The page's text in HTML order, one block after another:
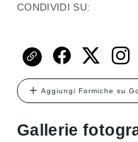
CONDIVIDI SU:
Aggiungi Formiche su
Gallerie